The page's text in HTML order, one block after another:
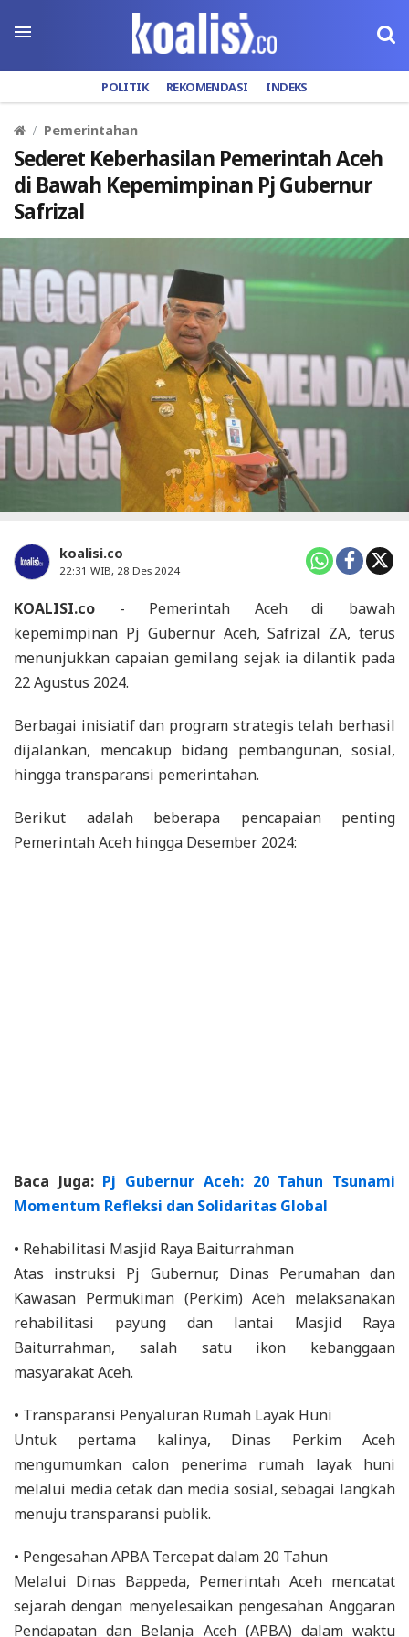
POLITIK REKOMENDASI INDEKS
Pemerintahan
Sederet Keberhasilan Pemerintah Aceh
di Bawah Kepemimpinan Pj Gubernur
Safrizal
koalisi.co
22:31 WIB, 28 Des 2024
KOALISI.co - Pemerintah Aceh di bawah
kepemimpinan Pj Gubernur Aceh, Safrizal ZA, terus
menunjukkan capaian gemilang sejak ia dilantik pada
22 Agustus 2024.
Berbagai inisiatif dan program strategis telah berhasil
dijalankan, mencakup bidang pembangunan, sosial,
hingga transparansi pemerintahan.
Berikut adalah beberapa pencapaian penting
Pemerintah Aceh hingga Desember 2024:
Baca Juga: Pj Gubernur Aceh: 20 Tahun Tsunami
Momentum Refleksi dan Solidaritas Global
• Rehabilitasi Masjid Raya Baiturrahman
Atas instruksi Pj Gubernur, Dinas Perumahan dan
Kawasan Permukiman (Perkim) Aceh melaksanakan
rehabilitasi payung dan lantai Masjid Raya
Baiturrahman, salah satu ikon kebanggaan
masyarakat Aceh.
• Transparansi Penyaluran Rumah Layak Huni
Untuk pertama kalinya, Dinas Perkim Aceh
mengumumkan calon penerima rumah layak huni
melalui media cetak dan media sosial, sebagai langkah
menuju transparansi publik.
• Pengesahan APBA Tercepat dalam 20 Tahun
Melalui Dinas Bappeda, Pemerintah Aceh mencatat
sejarah dengan menyelesaikan pengesahan Anggaran
Pendapatan dan Belanja Aceh (APBA) dalam waktu